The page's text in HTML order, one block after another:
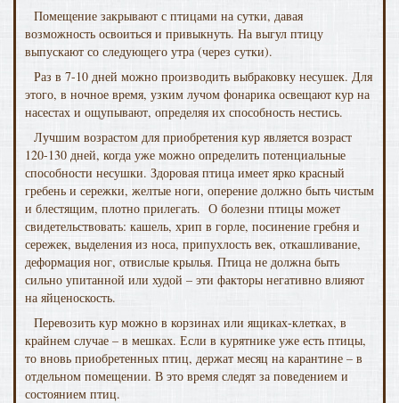
Помещение закрывают с птицами на сутки, давая
возможность освоиться и привыкнуть. На выгул птицу
выпускают со следующего утра (через сутки).
Раз в 7-10 дней можно производить выбраковку несушек. Для
этого, в ночное время, узким лучом фонарика освещают кур на
насестах и ощупывают, определяя их способность нестись.
Лучшим возрастом для приобретения кур является возраст
120-130 дней, когда уже можно определить потенциальные
способности несушки. Здоровая птица имеет ярко красный
гребень и сережки, желтые ноги, оперение должно быть чистым
и блестящим, плотно прилегать. О болезни птицы может
свидетельствовать: кашель, хрип в горле, посинение гребня и
сережек, выделения из носа, припухлость век, откашливание,
деформация ног, отвислые крылья. Птица не должна быть
сильно упитанной или худой – эти факторы негативно влияют
на яйценоскость.
Перевозить кур можно в корзинах или ящиках-клетках, в
крайнем случае – в мешках. Если в курятнике уже есть птицы,
то вновь приобретенных птиц, держат месяц на карантине – в
отдельном помещении. В это время следят за поведением и
состоянием птиц.